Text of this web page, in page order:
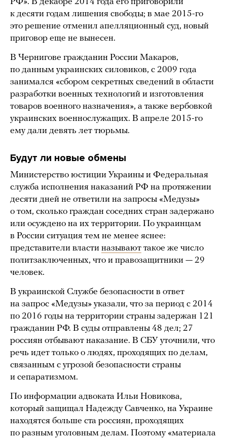
к десяти годам лишения свободы; в мае 2015-го
это решение отменил апелляционный суд, новый
приговор еще не вынесен.
В Чернигове гражданин России Макаров,
по данным украинских силовиков, с 2009 года
занимался «сбором секретных сведений в области
разработки военных технологий и изготовления
товаров военного назначения», а также вербовкой
украинских военнослужащих. В апреле 2015-го
ему дали девять лет тюрьмы.
Будут ли новые обмены
Министерство юстиции Украины и Федеральная
служба исполнения наказаний РФ на протяжении
десяти дней не ответили на запросы «Медузы»
о том, сколько граждан соседних стран задержано
или осуждено на их территории. По украинцам
в России ситуация тем не менее яснее:
представители власти называют такое же число
политзаключенных, что и правозащитники — 29
человек.
В украинской Службе безопасности в ответ
на запрос «Медузы» указали, что за период с 2014
по 2016 годы на территории страны задержан 121
гражданин РФ. В суды отправлены 48 дел; 27
россиян отбывают наказание. В СБУ уточнили, что
речь идет только о людях, проходящих по делам,
связанным с угрозой безопасности страны
и сепаратизмом.
По информации адвоката Ильи Новикова,
который защищал Надежду Савченко, на Украине
находятся больше ста россиян, проходящих
по разным уголовным делам. Поэтому «материала